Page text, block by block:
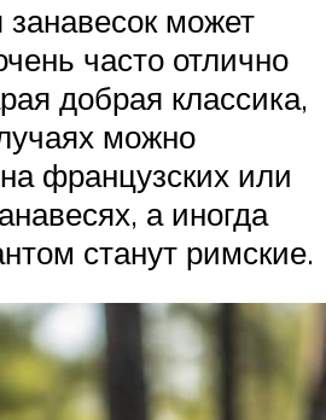
может
часто отлично
добрая классика,
можно
французских или
а иногда
станут римские.